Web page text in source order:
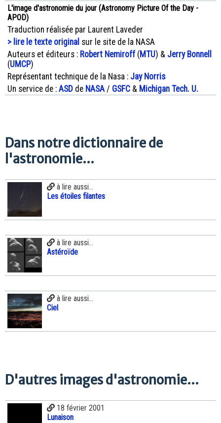
L'image d'astronomie du jour (Astronomy Picture Of the Day -
APOD)
Traduction réalisée par Laurent Laveder
> lire le texte original sur le site de la NASA
Auteurs et éditeurs : Robert Nemiroff(MTU) & Jerry Bonnell
(UMCP)
Représentant technique de la Nasa : Jay Norris
Un service de : ASD de NASA / GSFC & Michigan Tech. U.
Dans notre dictionnaire de
l'astronomie...
à lire aussi...
Les étoiles filantes
à lire aussi...
Astéroïde
à lire aussi...
Ciel
D'autres images d'astronomie...
18 février 2001
Lunaison